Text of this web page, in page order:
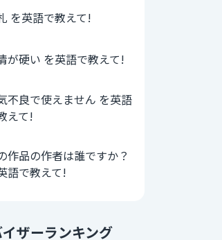
を英語で教えて!
が硬い を英語で教えて!
不良で使えません を英語
えて!
作品の作者は誰ですか？
語で教えて!
ザーランキング